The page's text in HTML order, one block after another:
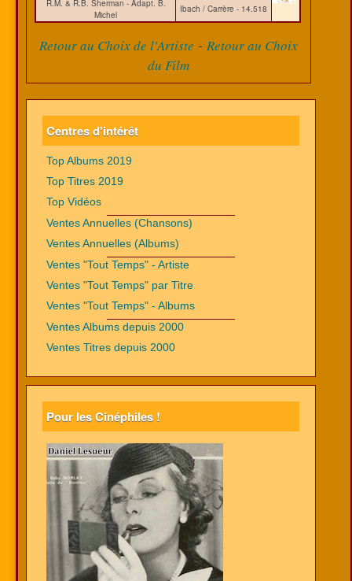
R.M. & R.B. Sherman - Adapt. B.
Michel
Ibach / Carrère - 14.518
Retour au Choix de l'Artiste - Retour au Choix
du Film
Centres d'intérêt
Top Albums 2019
Top Titres 2019
Top Vidéos
Ventes Annuelles (Chansons)
Ventes Annuelles (Albums)
Ventes "Tout Temps" - Artiste
Ventes "Tout Temps" par Titre
Ventes "Tout Temps" - Albums
Ventes Albums depuis 2000
Ventes Titres depuis 2000
Pour les Cinéphiles !